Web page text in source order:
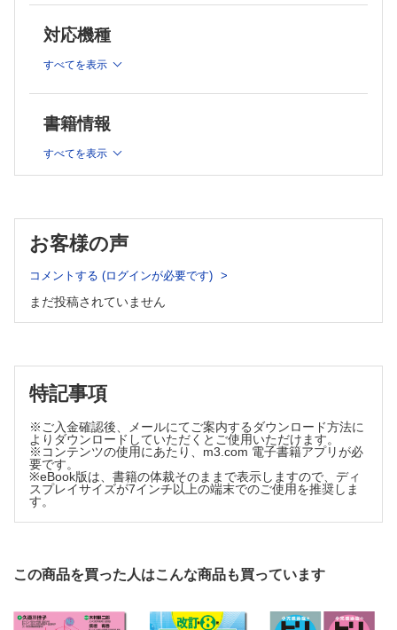
3．心不全
5．心筋炎
6．肺高血圧
7．末梢動脈疾患（動脈硬化性疾患）
8．がん性心タンポナーデ
Ⅳ がん治療薬の減量・休薬・中止・再開の判断
1．がん治療関連心血管毒性とがん治療薬継続の可否
1．がん治療薬とDOACとの相互作用
Ⅵ がん治療薬分類別心血管合併症
2．代謝拮抗薬
3．微小管阻害薬
4．白金製剤
7．分子標的薬（低分子化合物）
8．ホルモン療法薬
9．免疫調整薬
10．免疫チェックポイント阻害薬
11．再生医療等製品（CART細胞療法）
12．その他（支持療法薬・緩和領域）
対応機種
すべてを表示
書籍情報
すべてを表示
お客様の声
コメントする (ログインが必要です)
まだ投稿されていません
特記事項
※ご入金確認後、メールにてご案内するダウンロード方法に
よりダウンロードしていただくとご使用いただけます。
※コンテンツの使用にあたり、m3.com 電子書籍アプリが必
要です。
※eBook版は、書籍の体裁そのままで表示しますので、ディ
スプレイサイズが7インチ以上の端末でのご使用を推奨しま
す。
この商品を買った人はこんな商品も買っています